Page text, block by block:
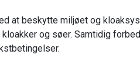
at beskytte miljøet og
og søer. Samtidig